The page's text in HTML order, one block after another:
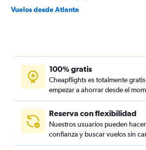
Vuelos desde Atlanta
100% gratis
Cheapflights es totalmente
empezar a ahorrar desde el
Reserva con flexibilidad
Nuestros usuarios pueden
confianza y buscar vuelos sin